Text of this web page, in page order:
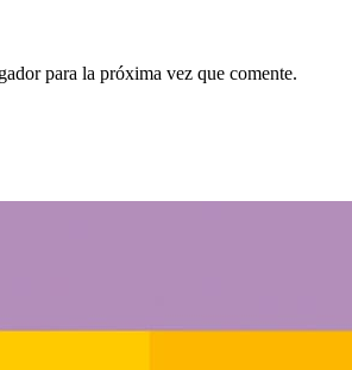
para la próxima vez que comente.